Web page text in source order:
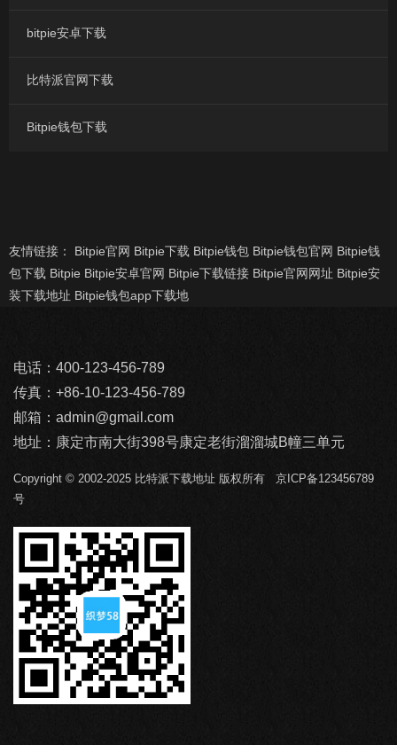
bitpie安卓下载
比特派官网下载
Bitpie钱包下载
友情链接： Bitpie官网 Bitpie下载 Bitpie钱包 Bitpie钱包官网 Bitpie钱
包下载 Bitpie Bitpie安卓官网 Bitpie下载链接 Bitpie官网网址 Bitpie安
装下载地址 Bitpie钱包app下载地
电话：400-123-456-789
传真：+86-10-123-456-789
邮箱： admin@gmail.com
地址：康定市南大街398号康定老街溜溜城B幢三单元
Copyright © 2002-2025 比特派下载地址 版权所有 京ICP备123456789
号